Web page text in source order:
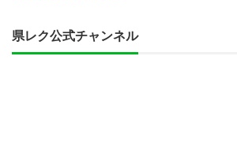
県レク公式チャンネル